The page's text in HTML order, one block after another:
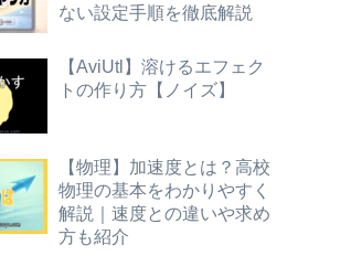
ない設定手順を徹底解説
【AviUtl】溶けるエフェク
トの作り方【ノイズ】
【物理】加速度とは？高校
物理の基本をわかりやすく
解説｜速度との違いや求め
方も紹介